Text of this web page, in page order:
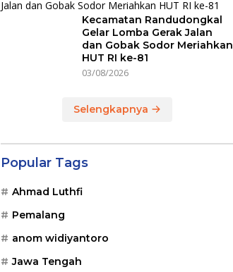
Kecamatan Randudongkal
Gelar Lomba Gerak Jalan
dan Gobak Sodor Meriahkan
HUT RI ke-81
03/08/2026
Selengkapnya
Popular Tags
Ahmad Luthfi
Pemalang
anom widiyantoro
Jawa Tengah